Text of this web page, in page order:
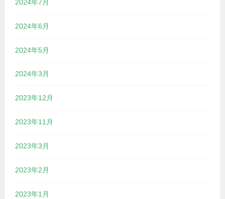
2024年7月
2024年6月
2024年5月
2024年3月
2023年12月
2023年11月
2023年3月
2023年2月
2023年1月